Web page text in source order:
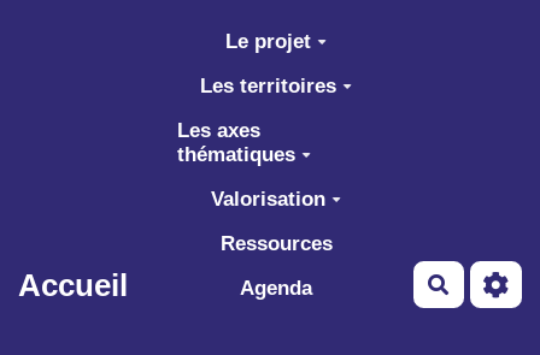
Aller au contenu principal
Accueil
Le projet
Les territoires
Les axes
thématiques
Valorisation
Ressources
Agenda